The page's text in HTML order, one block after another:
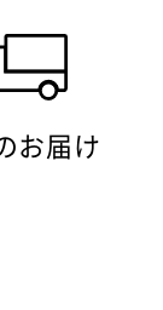
お届け